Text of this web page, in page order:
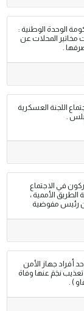
الوحدة الوطنية :
مخاتير المحلات عن
.
اللجنة العسكرية
في الاجتماع
الأممية ،
رئيس مفوضية
أفراد جهاز الأمن
تعذيب نجَمَ عنها وفاة
) .